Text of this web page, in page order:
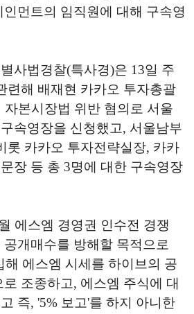
먼트의 임직원에 대해 구속영
사법경찰(특사경)은 13일 주
련해 배재현 카카오 투자총괄
자본시장법 위반 혐의로 서울
속영장을 신청했고, 서울남부
롯 카카오 투자전략실장, 카카
장 등 총 3명에 대한 구속영장
에스엠 경영권 인수전 경쟁
개매수를 방해할 목적으로
해 에스엠 시세를 하이브의 공
조종하고, 에스엠 주식에 대
즉, '5% 보고'를 하지 아니한